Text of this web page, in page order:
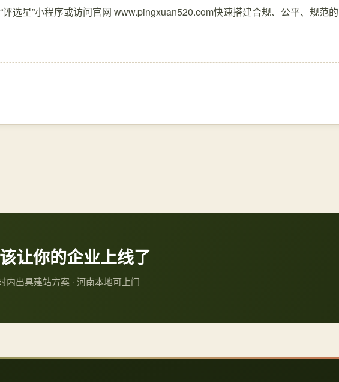
选星”小程序或访问官网 www.pingxuan520.com快速搭建合规、公平、规范的
让你的企业上线了
内出具建站方案 · 河南本地可上门